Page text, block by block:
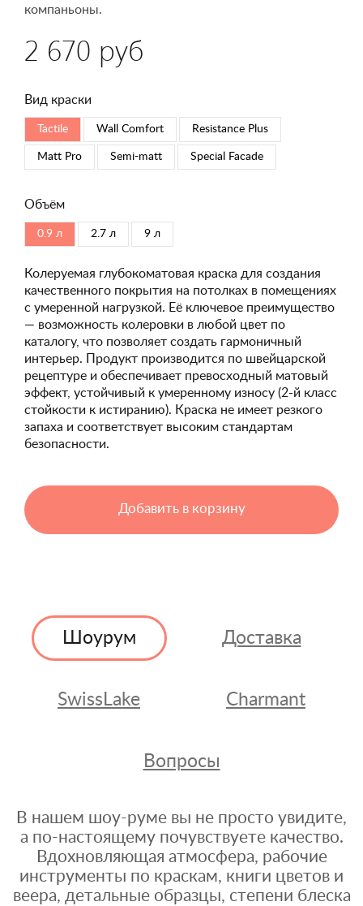
компаньоны.
2 670 руб
Вид краски
Tactile Wall Comfort Resistance Plus
Matt Pro Semi-matt Special Faсade
Объём
0.9 л 2.7 л 9 л
Колеруемая глубокоматовая краска для создания
качественного покрытия на потолках в помещениях
с умеренной нагрузкой. Её ключевое преимущество
— возможность колеровки в любой цвет по
каталогу, что позволяет создать гармоничный
интерьер. Продукт производится по швейцарской
рецептуре и обеспечивает превосходный матовый
эффект, устойчивый к умеренному износу (2-й класс
стойкости к истиранию). Краска не имеет резкого
запаха и соответствует высоким стандартам
безопасности.
Добавить в корзину
Шоурум Доставка
SwissLake Charmant
Вопросы
В нашем шоу-руме вы не просто увидите,
а по-настоящему почувствуете качество.
Вдохновляющая атмосфера, рабочие
инструменты по краскам, книги цветов и
веера, детальные образцы, степени блеска